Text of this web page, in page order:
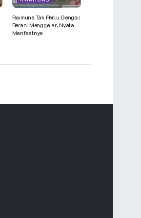
Raimuna Tak Perlu Gengsi:
Berani Menggelar, Nyata
Manfaatnya